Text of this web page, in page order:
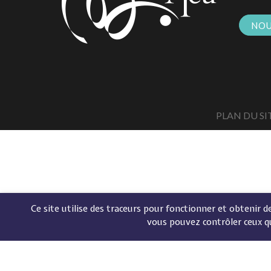
Ce site utilise des traceurs pour fonctionner et obtenir
vous pouvez contrôler ceux
PLAN DU